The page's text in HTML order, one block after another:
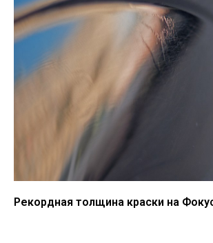
Рекордная толщина краски на